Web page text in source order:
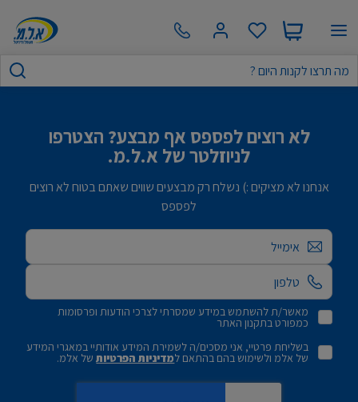
לא רוצים לפספס אף מבצע? הצטרפו
לניוזלטר של א.ל.מ.
אנחנו לא מציקים :) נשלח רק מבצעים שווים שאתם בטוח לא רוצים
לפספס
אימייל
מאשר/ת להשתמש במידע שמסרתי לצרכי הודעות ופרסומות
כמפורט בתקנון האתר
בשליחת פרטיי, אני מסכים/ה לשמירת המידע אודותיי במאגרי המידע
של אלמ ולשימוש בהם בהתאם למדיניות הפרטיותשל אלמ.